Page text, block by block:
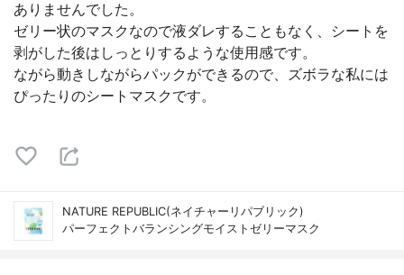
ありませんでした。
ゼリー状のマスクなので液ダレすることもなく、シートを
剥がした後はしっとりするような使用感です。
ながら動きしながらパックができるので、ズボラな私には
ぴったりのシートマスクです。
NATURE REPUBLIC(ネイチャーリパブリック)
パーフェクトバランシングモイストゼリーマスク